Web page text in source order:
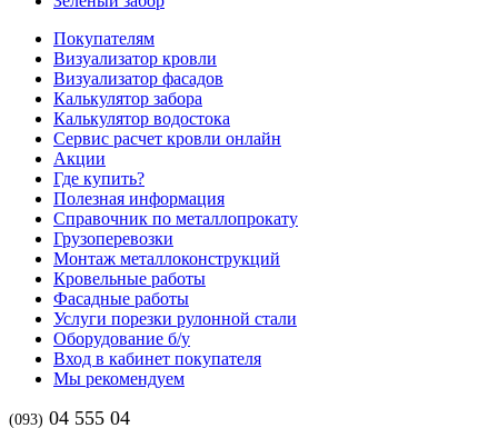
Покупателям
Визуализатор кровли
Визуализатор фасадов
Калькулятор забора
Калькулятор водостока
Сервис расчет кровли онлайн
Акции
Где купить?
Полезная информация
Справочник по металлопрокату
Грузоперевозки
Монтаж металлоконструкций
Кровельные работы
Фасадные работы
Услуги порезки рулонной стали
Оборудование б/у
Вход в кабинет покупателя
Мы рекомендуем
(093) 04 555 04